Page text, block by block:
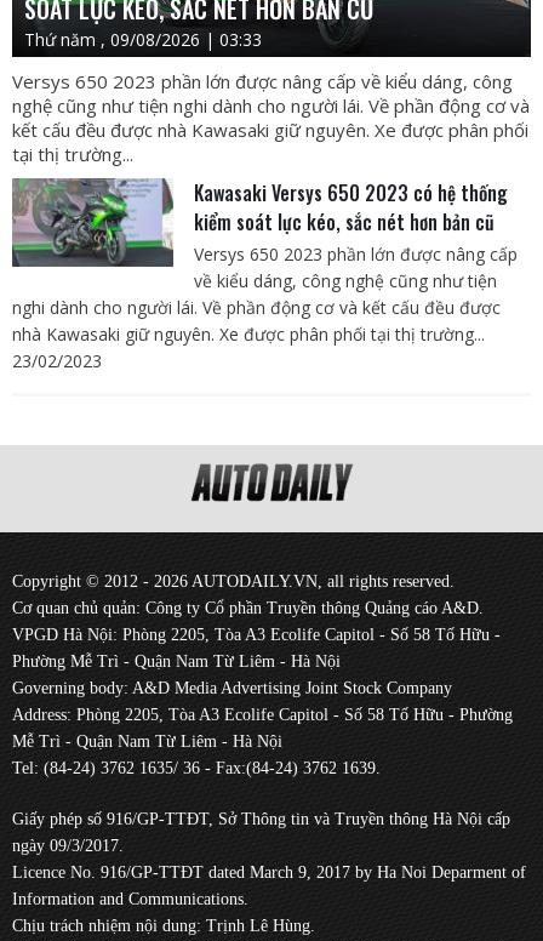
SOÁT LỰC KÉO, SẮC NÉT HƠN BẢN CŨ
Thứ năm , 09/08/2026 | 03:33
Versys 650 2023 phần lớn được nâng cấp về kiểu dáng, công
nghệ cũng như tiện nghi dành cho người lái. Về phần động cơ và
kết cấu đều được nhà Kawasaki giữ nguyên. Xe được phân phối
tại thị trường...
Kawasaki Versys 650 2023 có hệ thống
kiểm soát lực kéo, sắc nét hơn bản cũ
Versys 650 2023 phần lớn được nâng cấp
về kiểu dáng, công nghệ cũng như tiện
nghi dành cho người lái. Về phần động cơ và kết cấu đều được
nhà Kawasaki giữ nguyên. Xe được phân phối tại thị trường...
23/02/2023
Copyright © 2012 - 2026 AUTODAILY.VN, all rights reserved.
Cơ quan chủ quản: Công ty Cổ phần Truyền thông Quảng cáo A&D.
VPGD Hà Nội: Phòng 2205, Tòa A3 Ecolife Capitol - Số 58 Tố Hữu -
Phường Mễ Trì - Quận Nam Từ Liêm - Hà Nội
Governing body: A&D Media Advertising Joint Stock Company
Address: Phòng 2205, Tòa A3 Ecolife Capitol - Số 58 Tố Hữu - Phường
Mễ Trì - Quận Nam Từ Liêm - Hà Nội
Tel: (84-24) 3762 1635/ 36 - Fax:(84-24) 3762 1639.
Giấy phép số 916/GP-TTĐT, Sở Thông tin và Truyền thông Hà Nội cấp
ngày 09/3/2017.
Licence No. 916/GP-TTĐT dated March 9, 2017 by Ha Noi Deparment of
Information and Communications.
Chịu trách nhiệm nội dung: Trịnh Lê Hùng.